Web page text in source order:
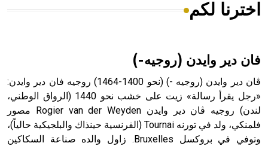
هل تعلم أن الأبسيد كلمة فرنسية اللفظ تم اعتمادها مصطلحاً
- هل تعلم أن أبجر Abgar اسم معروف جيداً يعود إلى عدد من
الملوك الذين حكموا مدينة إديسا (الرها) من أبجر الأول وحتى
التاسع، وهم ينتسبون إلى أسرة أوسروين
اخترنا لكم
فان دير وايدن (روجيه-)
ڤان دير وايدن (روجيه -) (نحو 1400-1464) روجيه فان دير وايدن:
«رجل يقرأ رسالة» زيت على خشب نحو 1440 (الرواق الوطني،
لندن) روجيه ڤان دير وايدن Rogier van der Weyden مصور
فلمنكي، ولد في تورنه Tournai (الفرنسية حينذاك والبلجيكية حالياً)،
وتوفي في بروكسل Bruxelles. زاول والده صناعة السكاكين